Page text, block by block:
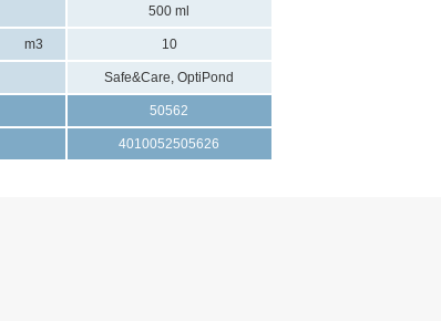
500 ml
m3 10
Safe&Care, OptiPond
50562
4010052505626